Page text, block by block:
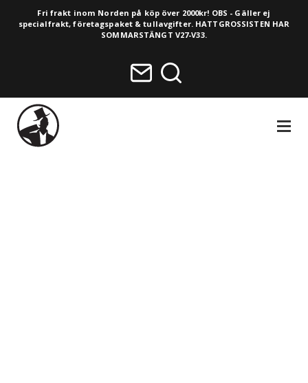
Fri frakt inom Norden på köp över 2000kr! OBS - Gäller ej
specialfrakt, företagspaket & tullavgifter. HATTGROSSISTEN HAR
SOMMARSTÄNGT V27-V33.